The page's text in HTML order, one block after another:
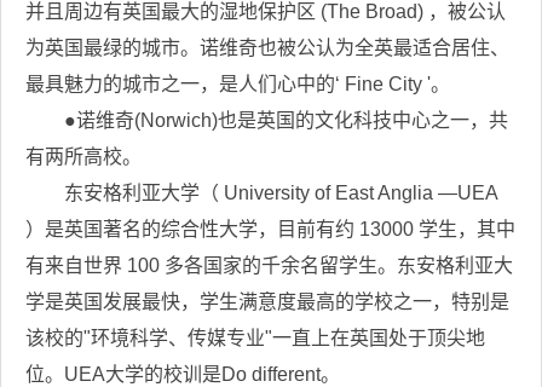
并且周边有英国最大的湿地保护区 (The Broad) ，被公认
为英国最绿的城市。诺维奇也被公认为全英最适合居住、
最具魅力的城市之一，是人们心中的‘ Fine City '。
●诺维奇(Norwich)也是英国的文化科技中心之一，共
有两所高校。
东安格利亚大学（ University of East Anglia —UEA
）是英国著名的综合性大学，目前有约 13000 学生，其中
有来自世界 100 多各国家的千余名留学生。东安格利亚大
学是英国发展最快，学生满意度最高的学校之一，特别是
该校的"环境科学、传媒专业"一直上在英国处于顶尖地
位。UEA大学的校训是Do different。